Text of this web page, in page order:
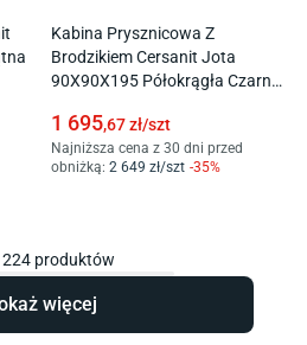
Kabina Prysznicowa Z
Brodzikiem Cersanit Jota
90X90X195 Półokrągła Czarny
S601-450
1 695,67zł/szt
Najniższa cena z 30 dni przed
obniżką: 2 649 zł/szt -35%
224 produktów
więcej